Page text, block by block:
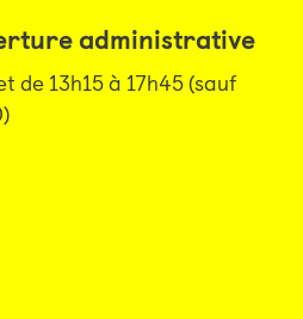
administrative
de 13h15 à 17h45 (sauf